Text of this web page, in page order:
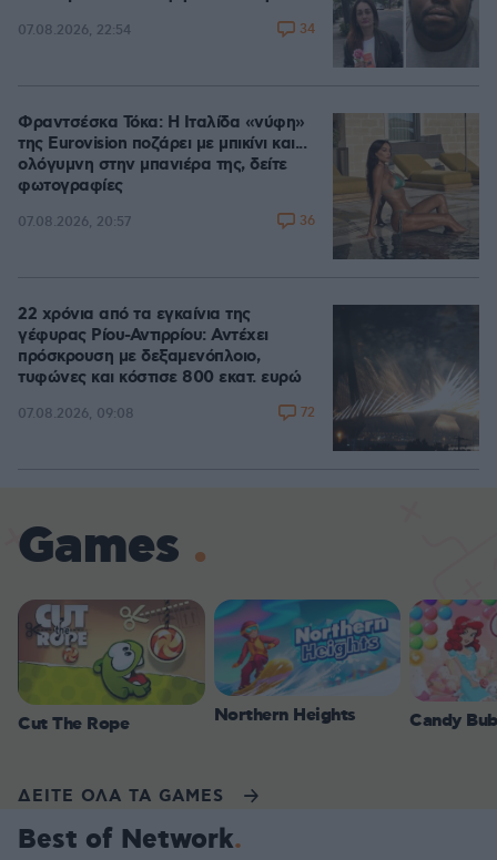
07.08.2026, 22:54 34
Φραντσέσκα Τόκα: Η Ιταλίδα «νύφη»
της Eurovision ποζάρει με μπικίνι και...
ολόγυμνη στην μπανιέρα της, δείτε
φωτογραφίες
07.08.2026, 20:57 36
22 χρόνια από τα εγκαίνια της
γέφυρας Ρίου-Αντιρρίου: Αντέχει
πρόσκρουση με δεξαμενόπλοιο,
τυφώνες και κόστισε 800 εκατ. ευρώ
07.08.2026, 09:08 72
Games
Cut The Rope Northern Heights Candy
ΔΕΙΤΕ ΟΛΑ ΤΑ GAMES
Best of Network